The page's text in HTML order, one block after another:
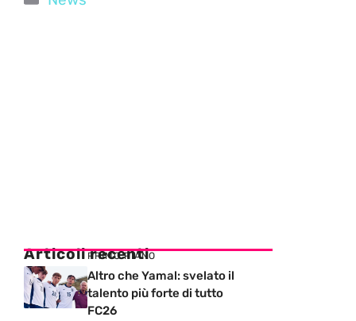
Articoli recenti
PRIMO PIANO
Altro che Yamal: svelato il
talento più forte di tutto
FC26